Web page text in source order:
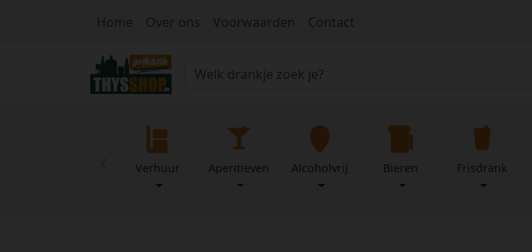
Home Over ons Voorwaarden Contact
Verhuur Aperitieven Alcoholvrij Bieren Frisdrank